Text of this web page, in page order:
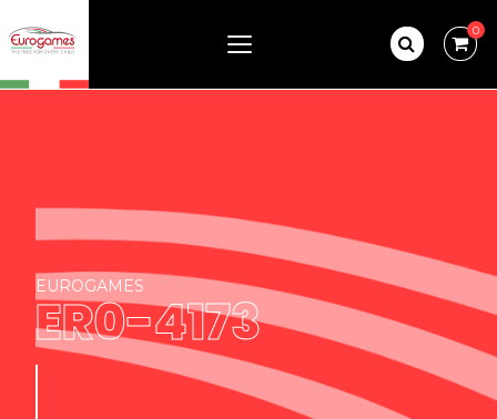
0
EUROGAMES
ER0-4173